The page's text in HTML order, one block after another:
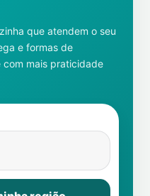
que atendem o seu
e formas de
com mais praticidade